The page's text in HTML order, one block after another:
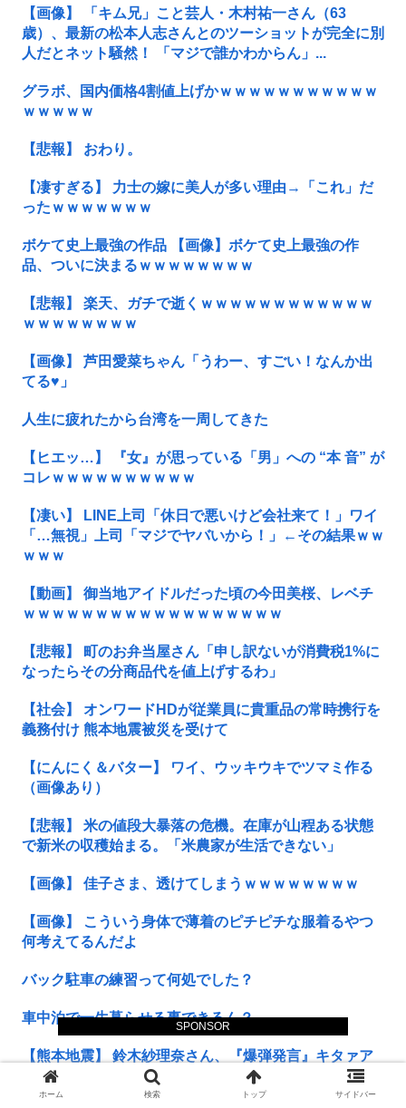
SPONSOR
【画像】 「キム兄」こと芸人・木村祐一さん（63
歳）、最新の松本人志さんとのツーショットが完全に別
人だとネット騒然！ 「マジで誰かわからん」...
グラボ、国内価格4割値上げかｗｗｗｗｗｗｗｗｗｗｗ
ｗｗｗｗｗ
【悲報】 おわり。
【凄すぎる】 力士の嫁に美人が多い理由→「これ」だ
ったｗｗｗｗｗｗｗ
ボケて史上最強の作品 【画像】ボケて史上最強の作
品、ついに決まるｗｗｗｗｗｗｗｗ
【悲報】 楽天、ガチで逝くｗｗｗｗｗｗｗｗｗｗｗｗ
ｗｗｗｗｗｗｗｗ
【画像】 芦田愛菜ちゃん「うわー、すごい！なんか出
てる♥」
人生に疲れたから台湾を一周してきた
【ヒエッ…】 『女』が思っている「男」への “本 音” が
コレｗｗｗｗｗｗｗｗｗｗ
【凄い】 LINE上司「休日で悪いけど会社来て！」ワイ
「…無視」上司「マジでヤバいから！」←その結果ｗｗ
ｗｗｗ
【動画】 御当地アイドルだった頃の今田美桜、レベチ
ｗｗｗｗｗｗｗｗｗｗｗｗｗｗｗｗｗｗ
【悲報】 町のお弁当屋さん「申し訳ないが消費税1%に
なったらその分商品代を値上げするわ」
【社会】 オンワードHDが従業員に貴重品の常時携行を
義務付け 熊本地震被災を受けて
【にんにく＆バター】 ワイ、ウッキウキでツマミ作る
（画像あり）
【悲報】 米の値段大暴落の危機。在庫が山程ある状態
で新米の収穫始まる。「米農家が生活できない」
【画像】 佳子さま、透けてしまうｗｗｗｗｗｗｗｗ
【画像】 こういう身体で薄着のピチピチな服着るやつ
何考えてるんだよ
バック駐車の練習って何処でした？
車中泊で一生暮らせる事できるん？
【熊本地震】 鈴木紗理奈さん、『爆弾発言』キタァア
アアアーーーーーー！！
ホーム 検索 トップ サイドバー